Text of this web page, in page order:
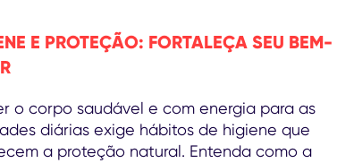
E PROTEÇÃO: FORTALEÇA SEU BEM-
o corpo saudável e com energia para as
diárias exige hábitos de higiene que
a proteção natural. Entenda como a